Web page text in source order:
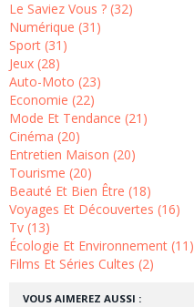
VOUS AIMEREZ AUSSI :
Le Saviez Vous ? (32)
Numérique (31)
Sport (31)
Jeux (28)
Auto-Moto (23)
Economie (22)
Mode Et Tendance (21)
Cinéma (20)
Entretien Maison (20)
Tourisme (20)
Beauté Et Bien Être (18)
Voyages Et Découvertes (16)
Tv (13)
Écologie Et Environnement (11)
Films Et Séries Cultes (2)